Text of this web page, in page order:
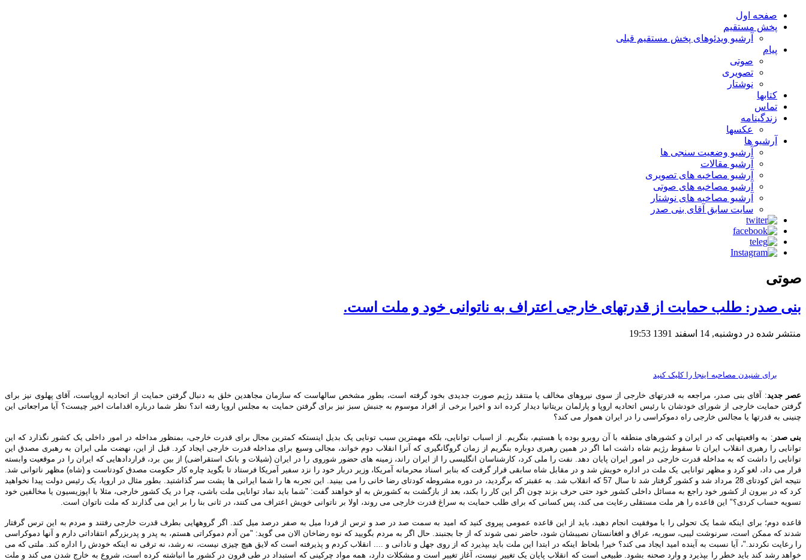
صفحه اول
پخش مستقیم
آرشیو ویدئوهای پخش مستقیم قبلی
پیام
صوتی
تصویری
نوشتار
کتابها
تماس
زندگینامه
عکسها
آرشیو ها
آرشیو وضعیت سنجی ها
آرشیو مقالات
آرشیو مصاخبه های تصویری
آرشیو مصاخبه های صوتی
آرشیو مصاخبه های نوشتار
سایت سابق آقای بنی صدر
صوتی
بنی صدر: طلب حمایت از قدرتهای خارجی اعتراف به ناتوانی خود و ملت است.
منتشر شده در دوشنبه, 14 اسفند 1391 19:53
برای شنیدن مصاحبه اینجا را کلیک کنید
عصر جدید: آقای بنی صدر، مراجعه به قدرتهای خارجی از سوی نیروهای مخالف یا منتقد رژیم صورت جدیدی بخود گرفته است، بطور مشخص سالهاست که سازمان مجاهدین خلق به دنبال گرفتن حمایت از اتحادیه اروپاست، آقای پهلوی نیز برای
گرفتن حمایت خارجی از شورای خودشان با رئیس اتحادیه اروپا و پارلمان بریتانیا دیدار کرده اند و اخیرا برخی از افراد موسوم به جنبش سبز نیز برای گرفتن حمایت به مجلس اروپا رفته اند؟ نظر شما درباره اقدامات اخیر چیست؟ آیا مراجعاتی این
چنینی به قدرتها یا مجالس خارجی راه دموکراسی را در ایران هموار می کند؟
بنی صدر : به واقعیتهایی که در ایران و کشورهای منطقه با آن روبرو بوده یا هستیم، بنگریم. از اسباب توانایی، بلکه مهمترین سبب تونایی یک بدیل اینستکه کمترین مجال برای قدرت خارجی، بمنظور مداخله در امور داخلی یک کشور نگذارد که این
توانایی را رهبری انقلاب ایران تا سقوط رژیم شاه داشت اما اگر در همین رهبری دوباره بنگریم از زمان گروگانگیری که آنرا انقلاب دوم خواند، مجالی وسیع برای مداخله قدرت خارجی ایجاد کرد. قبل از این، نهضت ملی ایران به رهبری مصدق این
توانایی را داشت که به مداخله قدرت خارجی در امور ایران پایان دهد. نفت را ملی کرد، کارشناسان انگلیسی را از ایران راند، زمینه های حضور شوروی را در ایران (شیلات و بانک استقراضی) از بین برد، قراردادهایی که ایران را در موقعیت وابسته
قرار می داد، لغو کرد و مظهر توانایی یک ملت در اداره خویش شد و در مقابل شاه سابقی قرار گرفت که بنابر اسناد محرمانه آمریکا، وزیر دربار خود را نزد سفیر آمریکا فرستاد تا بگوید چاره کار حکومت مصدق کودتاست و (شاه) مظهر ناتوانی شد.
نتیجه اش کودتای 28 مرداد شد و کشور گرفتار شد تا سال 57 که انقلاب شد. به عقبتر که برگردید، در دوره مشروطه کودتای رضا خانی را می بینید. این تجربه ها را شما ایرانی ها پشت سر گذاشتید. بطور مثال در اروپا، یک رئیس دولت پیدا نخواهید
کرد که در بیرون از کشور خود راجع به مسائل داخلی کشور خود حتی حرف بزند چون اگر این کار را بکند، بعد از بازگشت به کشورش به او خواهند گفت: "شما باید نماد توانایی ملت باشی، چرا در یک کشور خارجی، مثلا با اپوزیسیون یا مخالفین خود
تسویه حساب کردی؟" این قاعده را هر ملت مستقلی رعایت می کند، پس کسانی که برای طلب حمایت به سراغ قدرت خارجی می روند، اولا بر ناتوانی خویش اعتراف می کنند، در ثانی بنا را بر این می گذارند که ملت ناتوان است.
قاعده دوم؛ برای اینکه شما یک تحولی را با موفقیت انجام دهید، باید از این قاعده عمومی پیروی کنید که امید به سمت صد در صد و ترس از فردا میل به صفر درصد میل کند. اگر گروههایی بطرف قدرت خارجی رفتند و مردم به این ترس گرفتار
شدند که ممکن است، سرنوشت لیبی، سوریه، عراق و افغانستان نصیبشان شود، حاضر نمی شوند که از جا بجنبند. حال اگر به مردم بگویید که نوه رضاخان الان می گوید: "من آدم دموکراتی هستم، به پدر و پدربزرگم انتقاداتی دارم و آنها دموکراسی
را رعایت نکردند."، آیا نسبت به آینده امید ایجاد می کند؟ خیر! بلحاظ اینکه در ابتدا این ملت باید بپذیرد که از روی جهل و نادانی و .... انقلاب کردم و پذیرفته است که لایق هیچ چیزی نیست، نه رشد، نه ترقی نه اینکه خودش را اداره کند. ملتی که می
خواهد رشد کند باید خطر را بپذیرد و وارد صحنه بشود. طبیعی است که انقلاب پایان یک تغییر نیست، آغاز تغییر است و مشکلات دارد، همه مواد چرکینی که استبداد در طی قرون در کشور ما انباشته کرده است، شروع به خارج شدن می کند و ملت